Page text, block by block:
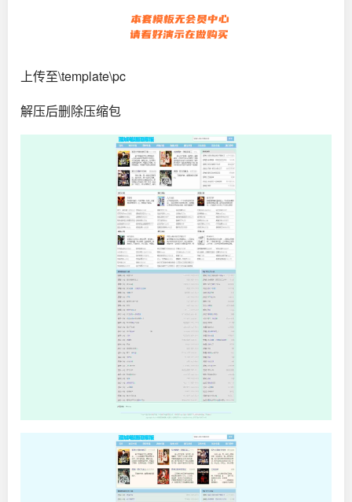
上传至\template\pc
解压后删除压缩包